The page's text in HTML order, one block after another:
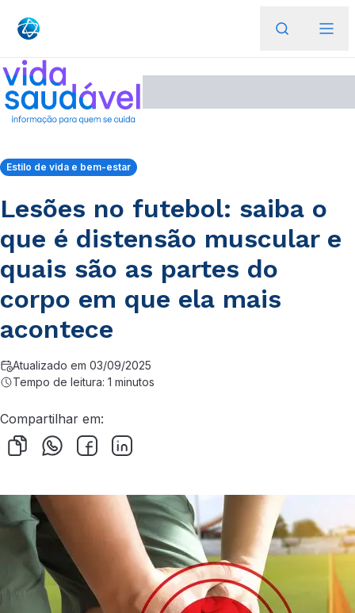
Estilo de vida e bem-estar
Lesões no futebol: saiba o
que é distensão muscular e
quais são as partes do
corpo em que ela mais
acontece
Atualizado em 03/09/2025
Tempo de leitura: 1 minutos
Compartilhar em: